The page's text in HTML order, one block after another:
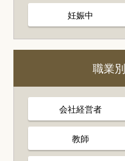
妊娠中
職業
会社経営者
教師